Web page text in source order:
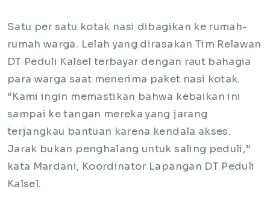
Satu per satu kotak nasi dibagikan ke rumah-
rumah warga. Lelah yang dirasakan Tim Relawan
DT Peduli Kalsel terbayar dengan raut bahagia
para warga saat menerima paket nasi kotak.
“Kami ingin memastikan bahwa kebaikan ini
sampai ke tangan mereka yang jarang
terjangkau bantuan karena kendala akses.
Jarak bukan penghalang untuk saling peduli,”
kata Mardani, Koordinator Lapangan DT Peduli
Kalsel.